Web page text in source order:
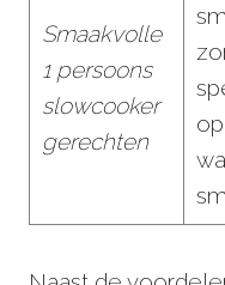
Smaakvolle
1 persoons
slowcooker
gerechten